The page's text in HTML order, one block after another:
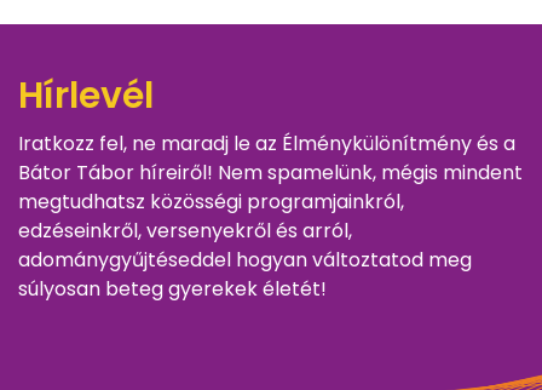
Hírlevél
Iratkozz fel, ne maradj le az Élménykülönítmény és a
Bátor Tábor híreiről! Nem spamelünk, mégis mindent
megtudhatsz közösségi programjainkról,
edzéseinkről, versenyekről és arról,
adománygyűjtéseddel hogyan változtatod meg
súlyosan beteg gyerekek életét!